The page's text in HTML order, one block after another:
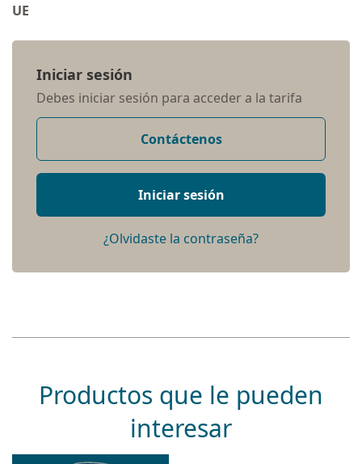
UE
Iniciar sesión
Debes iniciar sesión para acceder a la tarifa
Contáctenos
Iniciar sesión
¿Olvidaste la contraseña?
Productos que le pueden
interesar